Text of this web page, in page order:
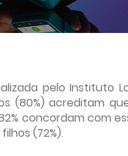
pelo Instituto
(80%) acreditam
concordam com
(72%).